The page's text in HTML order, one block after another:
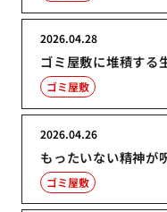
ゴミ屋敷に堆積する
2026.04.28
ゴミ屋敷
もったいない精神が
2026.04.26
ゴミ屋敷